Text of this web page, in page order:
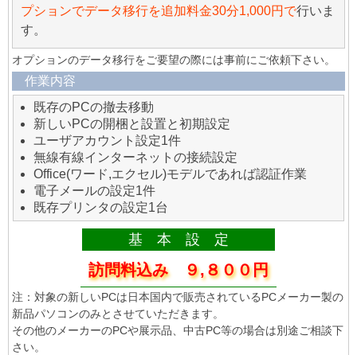
プションでデータ移行を追加料金30分1,000円で行いま
す。
オプションのデータ移行をご要望の際には事前にご依頼下さい。
作業内容
既存のPCの撤去移動
新しいPCの開梱と設置と初期設定
ユーザアカウント設定1件
無線有線インターネットの接続設定
Office(ワード,エクセル)モデルであれば認証作業
電子メールの設定1件
既存プリンタの設定1台
基 本 設 定
訪問料込み ９,８００円
注：対象の新しいPCは日本国内で販売されているPCメーカー製の
新品パソコンのみとさせていただきます。
その他のメーカーのPCや展示品、中古PC等の場合は別途ご相談下
さい。